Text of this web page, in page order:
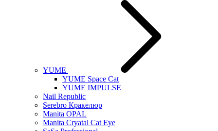
YUME
YUME Space Cat
YUME IMPULSE
Nail Republic
Serebro Кракелюр
Manita OPAL
Manita Cryatal Cat Eye